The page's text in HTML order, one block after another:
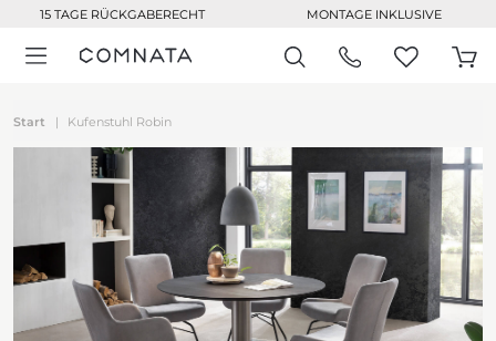
15 TAGE RÜCKGABERECHT MONTAGE INKLUSIVE
Start Kufenstuhl Robin